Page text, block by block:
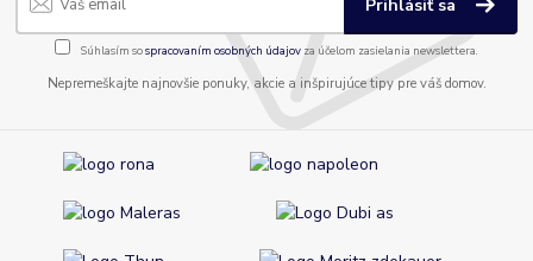
Prihlásiť sa
Súhlasím sospracovaním osobných údajov za účelom zasielania newslettera.
Nepremeškajte najnovšie ponuky, akcie a inšpirujúce tipy pre váš domov.